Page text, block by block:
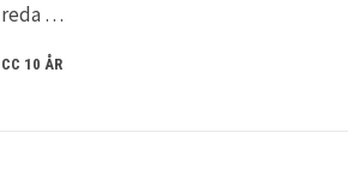
reda …
CC 10 ÅR